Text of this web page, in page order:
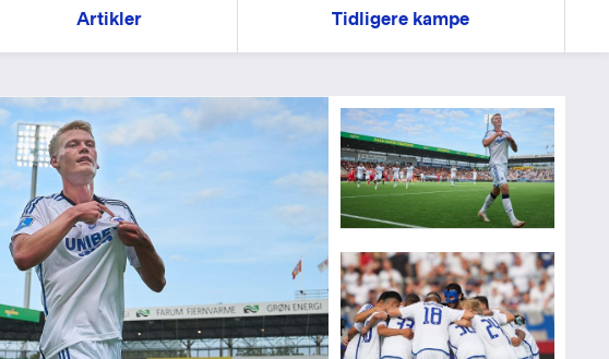
Artikler Tidligere kampe